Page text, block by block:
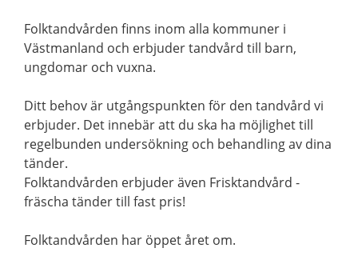
Folktandvården finns inom alla kommuner i
Västmanland och erbjuder tandvård till barn,
ungdomar och vuxna.
Ditt behov är utgångspunkten för den tandvård vi
erbjuder. Det innebär att du ska ha möjlighet till
regelbunden undersökning och behandling av dina
tänder.
Folktandvården erbjuder även Frisktandvård -
fräscha tänder till fast pris!
Folktandvården har öppet året om.